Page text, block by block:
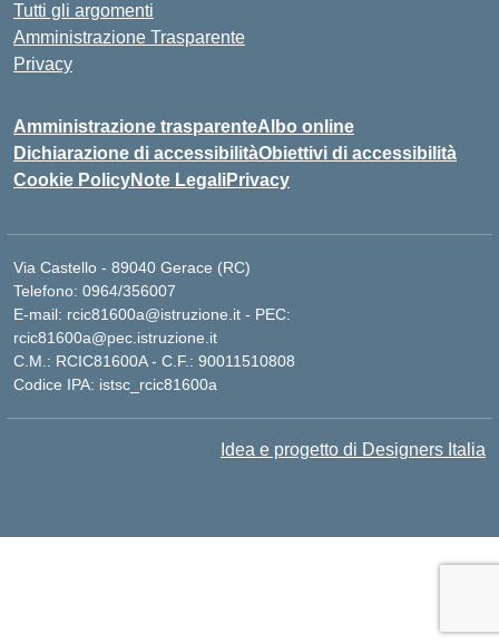
Tutti gli argomenti
Amministrazione Trasparente
Privacy
Amministrazione trasparenteAlbo online
Dichiarazione di accessibilitàObiettivi di accessibilità
Cookie PolicyNote LegaliPrivacy
Via Castello - 89040 Gerace (RC)
Telefono: 0964/356007
E-mail: rcic81600a@istruzione.it - PEC:
rcic81600a@pec.istruzione.it
C.M.: RCIC81600A - C.F.: 90011510808
Codice IPA: istsc_rcic81600a
Idea e progetto di Designers Italia